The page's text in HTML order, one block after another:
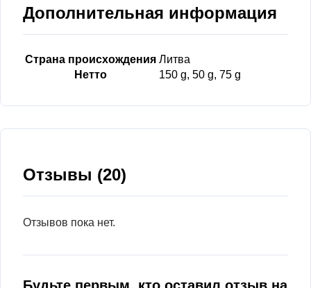
Дополнительная информация
Страна происхождения Литва
Нетто
150 g, 50 g, 75 g
Отзывы (20)
Отзывов пока нет.